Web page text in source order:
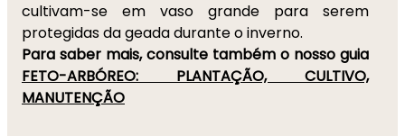
cultivam-se em vaso grande para serem
protegidas da geada durante o inverno.
Para saber mais, consulte também o nosso guia
FETO-ARBÓREO: PLANTAÇÃO, CULTIVO,
MANUTENÇÃO